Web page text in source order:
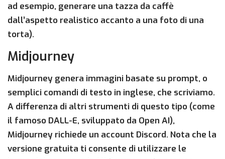
ad esempio, generare una tazza da caffè
dall’aspetto realistico accanto a una foto di una
torta).
Midjourney
Midjourney genera immagini basate su prompt, o
semplici comandi di testo in inglese, che scriviamo.
A differenza di altri strumenti di questo tipo (come
il famoso DALL-E, sviluppato da Open AI),
Midjourney richiede un account Discord. Nota che la
versione gratuita ti consente di utilizzare le